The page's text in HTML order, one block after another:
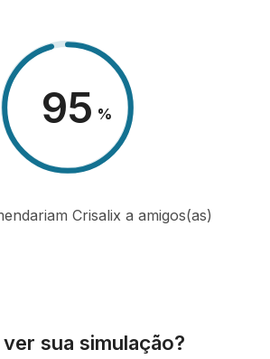
98 %
Crisalix a amigos(as)
sua simulação?